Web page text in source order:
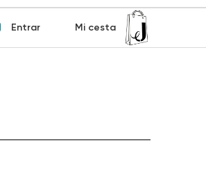
Entrar Mi cesta